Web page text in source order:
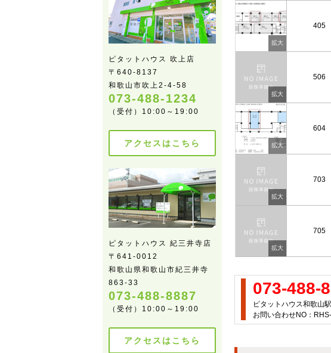
405
506
604
703
705
073-488-
ピタットハウス和歌山
お問い合わせNO：
ピタットハウス 吹上店
〒640-8137
和歌山市吹上2-4-58
073-488-1234
（受付）10:00～19:00
アクセスはこちら
ピタットハウス 紀三井寺店
〒641-0012
和歌山県和歌山市紀三井寺
863-33
073-488-8887
（受付）10:00～19:00
アクセスはこちら